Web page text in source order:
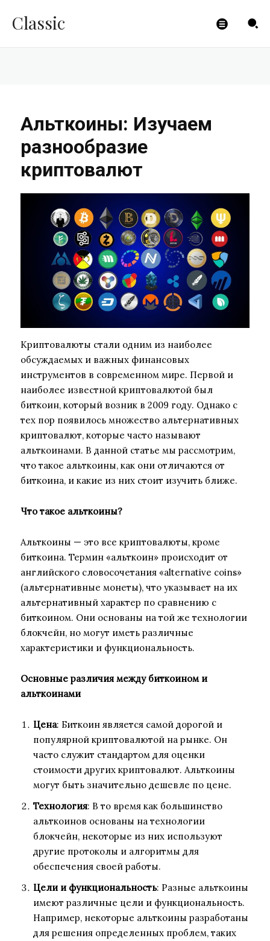
ClassicCLICKPAYMENTS
Альткоины: Изучаем
разнообразие
криптовалют
Криптовалюты стали одним из наиболее
обсуждаемых и важных финансовых
инструментов в современном мире. Первой и
наиболее известной криптовалютой был
биткоин, который возник в 2009 году. Однако с
тех пор появилось множество альтернативных
криптовалют, которые часто называют
альткоинами. В данной статье мы рассмотрим,
что такое альткоины, как они отличаются от
биткоина, и какие из них стоит изучить ближе.
Что такое альткоины?
Альткоины — это все криптовалюты, кроме
биткоина. Термин «альткоин» происходит от
английского словосочетания «alternative coins»
(альтернативные монеты), что указывает на их
альтернативный характер по сравнению с
биткоином. Они основаны на той же технологии
блокчейн, но могут иметь различные
характеристики и функциональность.
Основные различия между биткоином и
альткоинами
Цена: Биткоин является самой дорогой и
популярной криптовалютой на рынке. Он
часто служит стандартом для оценки
стоимости других криптовалют. Альткоины
могут быть значительно дешевле по цене.
Технология: В то время как большинство
альткоинов основаны на технологии
блокчейн, некоторые из них используют
другие протоколы и алгоритмы для
обеспечения своей работы.
Цели и функциональность: Разные альткоины
имеют различные цели и функциональность.
Например, некоторые альткоины разработаны
для решения определенных проблем, таких